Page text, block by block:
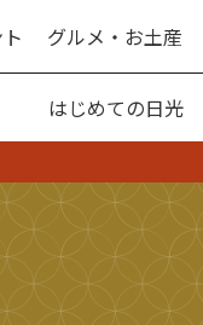
グルメ・お土産
はじめての日光